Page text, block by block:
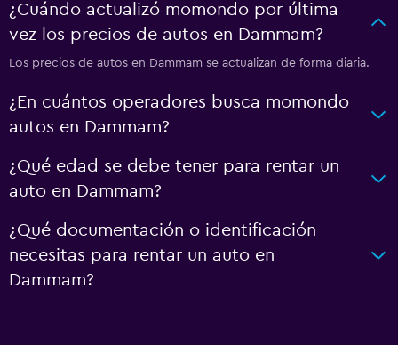
¿Cuándo actualizó momondo por última
vez los precios de autos en Dammam?
Los precios de autos en Dammam se actualizan de forma diaria.
¿En cuántos operadores busca momondo
autos en Dammam?
¿Qué edad se debe tener para rentar un
auto en Dammam?
¿Qué documentación o identificación
necesitas para rentar un auto en
Dammam?